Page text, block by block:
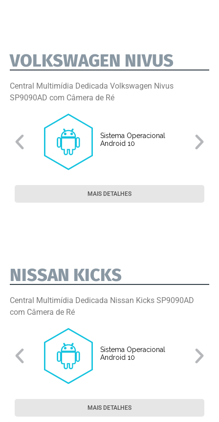
VOLKSWAGEN NIVUS
Central Multimídia Dedicada Volkswagen Nivus
SP9090AD com Câmera de Ré
Sistema Operacional
Android 10
MAIS DETALHES
NISSAN KICKS
Central Multimídia Dedicada Nissan Kicks SP9090AD
com Câmera de Ré
Sistema Operacional
Android 10
MAIS DETALHES